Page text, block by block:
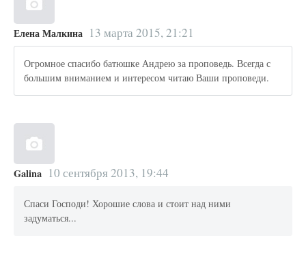
Елена Малкина 13 марта 2015, 21:21
Огромное спасибо батюшке Андрею за проповедь. Всегда с
большим вниманием и интересом читаю Ваши проповеди.
Galina 10 сентября 2013, 19:44
Спаси Господи! Хорошие слова и стоит над ними
задуматься...